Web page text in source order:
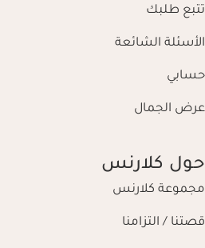
تتبع طلبك
الأسئلة الشائعة
حسابي
عرض الجمال
حول كلارنس
مجموعة كلارنس
قصتنا / التزامنا